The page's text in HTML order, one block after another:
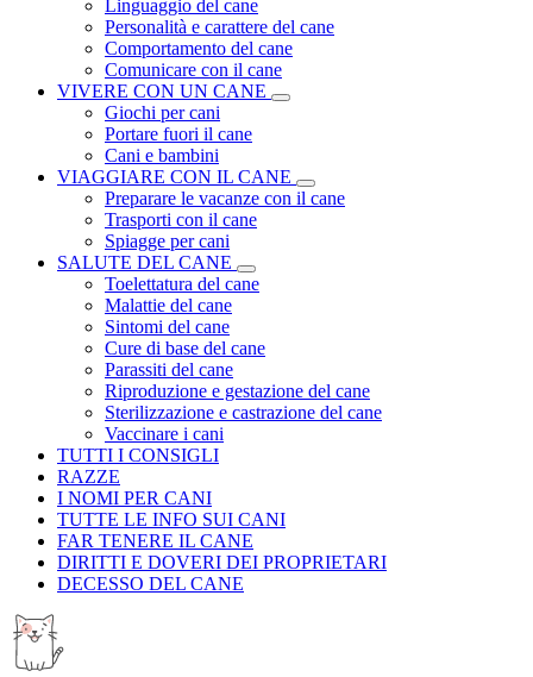
Linguaggio del cane
Personalità e carattere del cane
Comportamento del cane
Comunicare con il cane
VIVERE CON UN CANE
Giochi per cani
Portare fuori il cane
Cani e bambini
VIAGGIARE CON IL CANE
Preparare le vacanze con il cane
Trasporti con il cane
Spiagge per cani
SALUTE DEL CANE
Toelettatura del cane
Malattie del cane
Sintomi del cane
Cure di base del cane
Parassiti del cane
Riproduzione e gestazione del cane
Sterilizzazione e castrazione del cane
Vaccinare i cani
TUTTI I CONSIGLI
RAZZE
I NOMI PER CANI
TUTTE LE INFO SUI CANI
FAR TENERE IL CANE
DIRITTI E DOVERI DEI PROPRIETARI
DECESSO DEL CANE